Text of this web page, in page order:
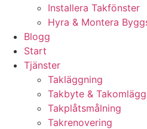
Installera Takfönster
Hyra & Montera
Blogg
Start
Tjänster
Takläggning
Takbyte &
Takplåtsmålning
Takrenovering